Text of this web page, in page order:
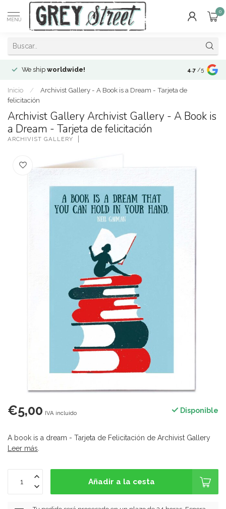
MENÚ
0
We ship worldwide! !Envíos a
4.7 /5
Inicio /
Archivist Gallery - A Book is a Dream - Tarjeta de
felicitación
Archivist Gallery Archivist Gallery - A Book is
a Dream - Tarjeta de felicitación
ARCHIVIST GALLERY
€5,00 IVA incluido Disponible
A book is a dream - Tarjeta de Felicitación de Archivist Gallery
Leer más.
Añadir a la cesta